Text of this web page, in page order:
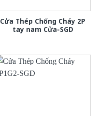
Cửa Thép Chống Cháy 2P
tay nam Cửa-SGD